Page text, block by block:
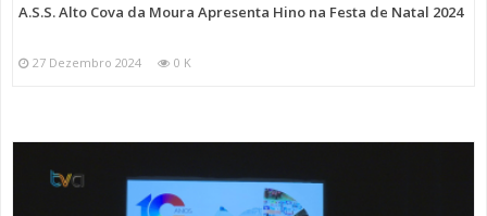
A.S.S. Alto Cova da Moura Apresenta Hino na Festa de Natal 2024
27 Dezembro 2024 0 K